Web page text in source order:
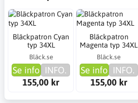
Bläckpatron Cyan
typ 34XL
Bläck.se
Se info INFO.
155,00 kr
Bläckpatron
Magenta typ 34XL
Bläck.se
Se info INFO.
155,00 kr